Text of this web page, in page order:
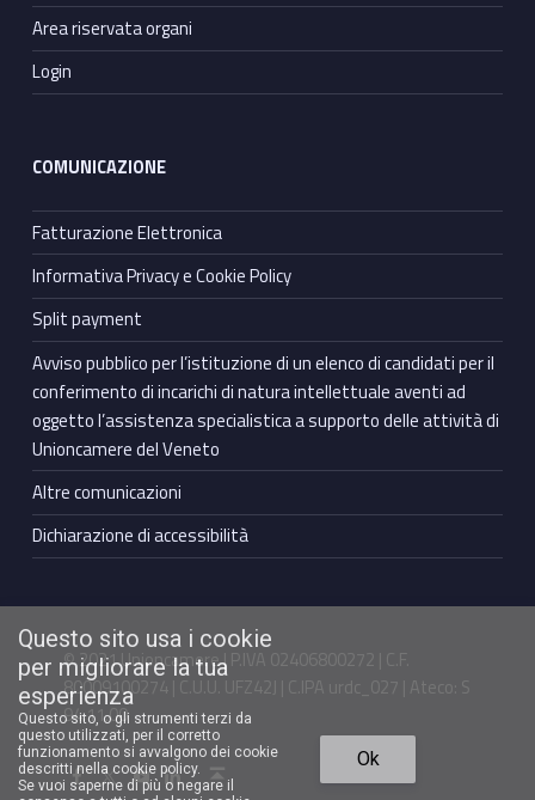
Area riservata organi
Login
COMUNICAZIONE
Fatturazione Elettronica
Informativa Privacy e Cookie Policy
Split payment
Avviso pubblico per l’istituzione di un elenco di candidati per il
conferimento di incarichi di natura intellettuale aventi ad
oggetto l’assistenza specialistica a supporto delle attività di
Unioncamere del Veneto
Altre comunicazioni
Dichiarazione di accessibilità
© 2021 Unioncamere | P.IVA 02406800272 | C.F.
80009100274 | C.U.U. UFZ42J | C.IPA urdc_027 | Ateco: S
94.11.00
Facebook Unioncamere VenetoTwitter Unioncamere VenetoYoutube Unioncamere VenetoLinkedin Unioncamere Veneto Torna in cima ↑
Questo sito usa i cookie
per migliorare la tua
esperienza
Questo sito, o gli strumenti terzi da
questo utilizzati, per il corretto
funzionamento si avvalgono dei cookie
descritti nella cookie policy.
Se vuoi saperne di più o negare il
Ok